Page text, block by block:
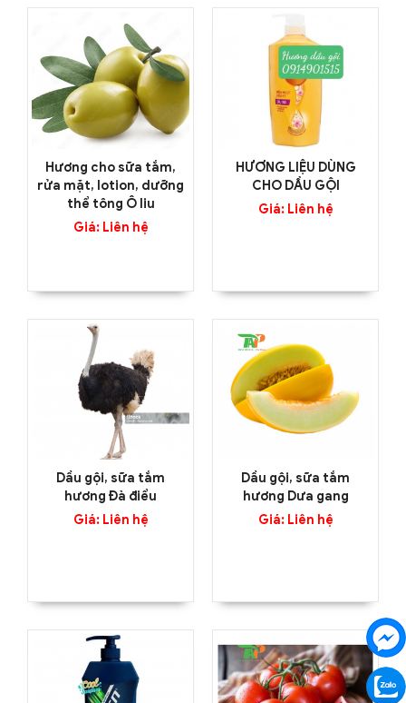
Hương cho sữa tắm,
rửa mặt, lotion, dưỡng
thể tông Ô liu
Giá: Liên hệ
HƯƠNG LIỆU DÙNG
CHO DẦU GỘI
Giá: Liên hệ
Dầu gội, sữa tắm
hương Đà điểu
Giá: Liên hệ
Dầu gội, sữa tắm
hương Dưa gang
Giá: Liên hệ